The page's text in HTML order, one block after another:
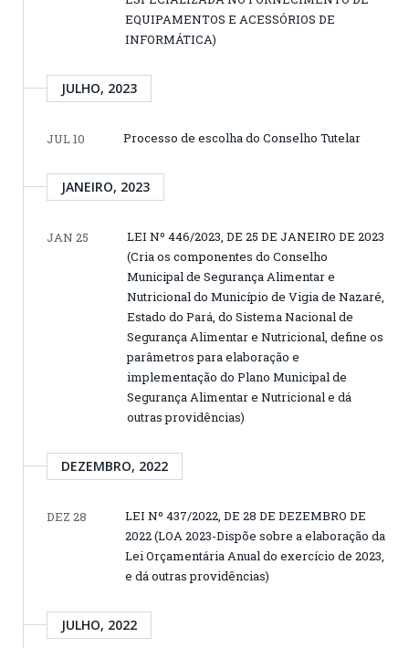
EQUIPAMENTOS E ACESSÓRIOS DE
INFORMÁTICA)
JULHO, 2023
JUL 10 Processo de escolha do Conselho Tutelar
JANEIRO, 2023
JAN 25
LEI Nº 446/2023, DE 25 DE JANEIRO DE 2023
(Cria os componentes do Conselho
Municipal de Segurança Alimentar e
Nutricional do Município de Vigia de Nazaré,
Estado do Pará, do Sistema Nacional de
Segurança Alimentar e Nutricional, define os
parâmetros para elaboração e
implementação do Plano Municipal de
Segurança Alimentar e Nutricional e dá
outras providências)
DEZEMBRO, 2022
DEZ 28
LEI Nº 437/2022, DE 28 DE DEZEMBRO DE
2022 (LOA 2023-Dispõe sobre a elaboração da
Lei Orçamentária Anual do exercício de 2023,
e dá outras providências)
JULHO, 2022